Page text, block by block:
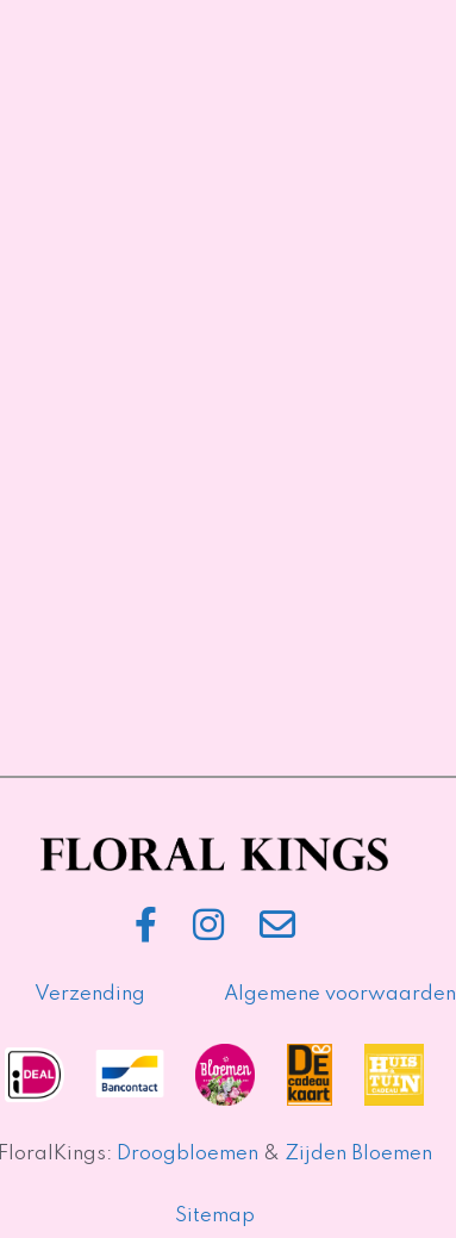
Verzending Algemene voorwaarden
FloralKings: Droogbloemen & Zijden Bloemen
Sitemap